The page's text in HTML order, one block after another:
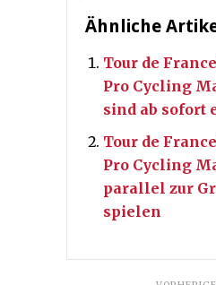
Ähnliche
Tour de
Pro Cycling
sind ab sofort
Tour de
Pro Cycling
parallel zur
spielen